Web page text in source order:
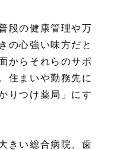
段の健康管理や万
の心強い味方だと
からそれらのサポ
住まいや勤務先に
りつけ薬局」にす
きい総合病院、歯